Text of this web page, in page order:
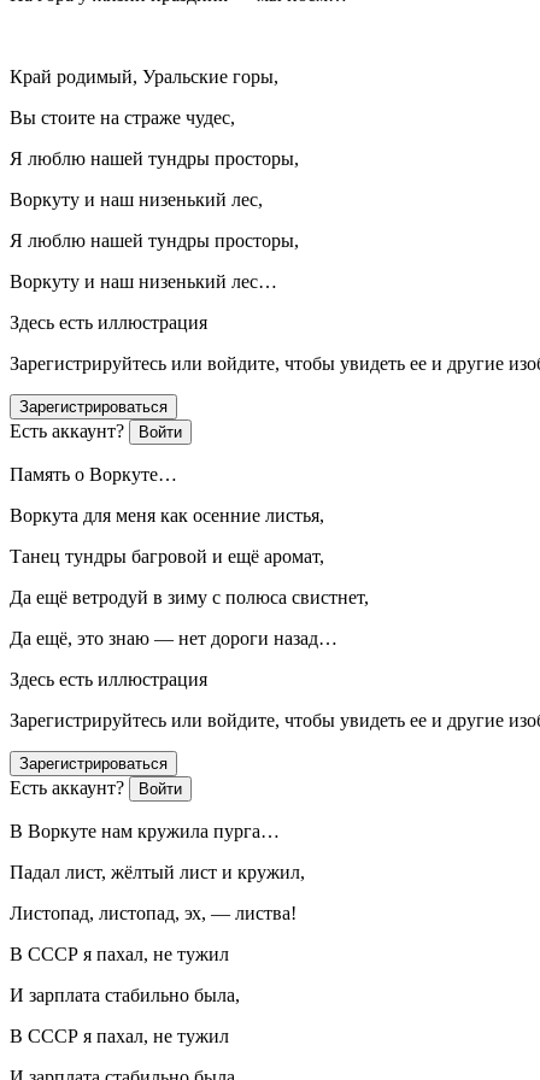
Край родимый, Уральские горы,
Вы стоите на страже чудес,
Я люблю нашей тундры просторы,
Воркуту и наш низенький лес,
Я люблю нашей тундры просторы,
Воркуту и наш низенький лес…
Здесь есть иллюстрация
Зарегистрируйтесь или войдите, чтобы увидеть ее и другие
Зарегистрироваться
Есть аккаунт? Войти
Память о Воркуте…
Воркута для меня как осенние листья,
Танец тундры багровой и ещё аромат,
Да ещё ветродуй в зиму с полюса свистнет,
Да ещё, это знаю — нет дороги назад…
Здесь есть иллюстрация
Зарегистрируйтесь или войдите, чтобы увидеть ее и другие
Зарегистрироваться
Есть аккаунт? Войти
В Воркуте нам кружила пурга…
Падал лист, жёлтый лист и кружил,
Листопад, листопад, эх, — листва!
В СССР я пахал, не тужил
И зарплата стабильно была,
В СССР я пахал, не тужил